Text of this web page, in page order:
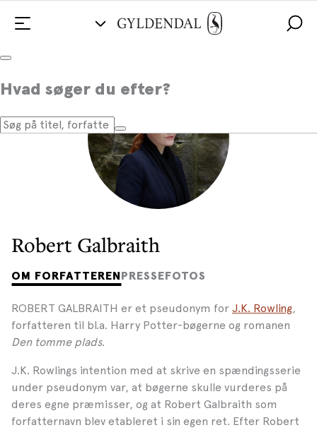
Hvad søger du efter?
Robert Galbraith
OM FORFATTERENPRESSEFOTOS
ROBERT GALBRAITH er et pseudonym for J.K. Rowling,
forfatteren til bl.a. Harry Potter-bøgerne og romanen
Den tomme plads.
J.K. Rowlings intention med at skrive en spændingsserie
under pseudonym var, at bøgerne skulle vurderes på
deres egne præmisser, og at Robert Galbraith som
forfatternavn blev etableret i sin egen ret. Efter Robert